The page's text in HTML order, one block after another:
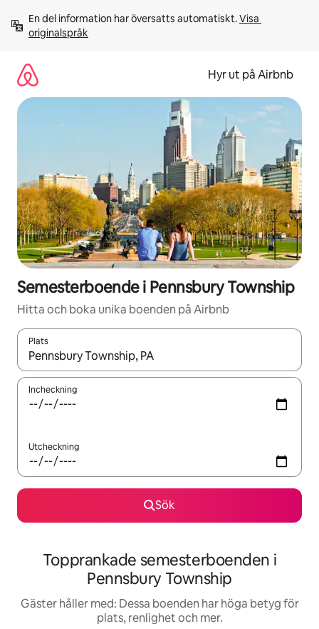
innehåll
En del information har översatts automatiskt. Visa
originalspråk
Hyr ut på Airbnb
Semesterboende i Pennsbury Township
Hitta och boka unika boenden på Airbnb
Plats
När resultaten är tillgängliga kan du navigera med upp- och
Incheckning
Utcheckning
Sök
Topprankade semesterboenden i
Pennsbury Township
Gäster håller med: Dessa boenden har höga betyg för
plats, renlighet och mer.